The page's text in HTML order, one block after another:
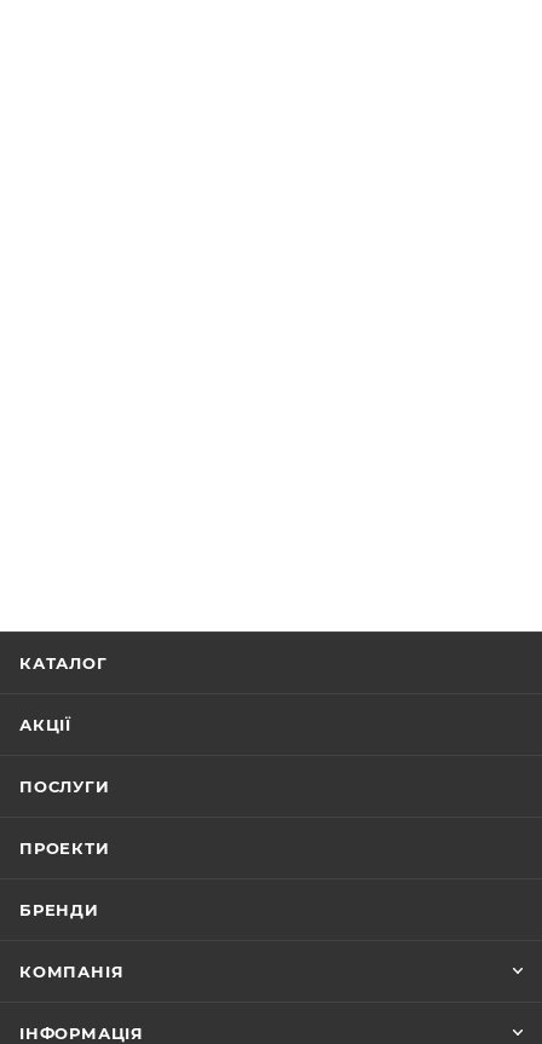
КАТАЛОГ
АКЦІЇ
ПОСЛУГИ
ПРОЕКТИ
БРЕНДИ
КОМПАНІЯ
ІНФОРМАЦІЯ